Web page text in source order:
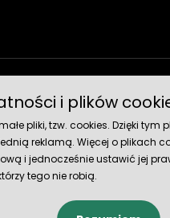
i plików
pliki, tzw. cookies. Dzięki
reklamą. Więcej o plikach
i jednocześnie ustawić jej
tego nie robią.